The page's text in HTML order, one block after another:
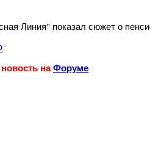
Линия" показал сюжет о
наФоруме